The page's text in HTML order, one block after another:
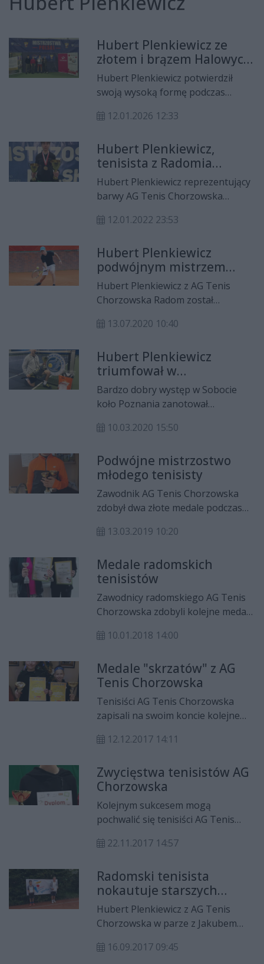
Hubert Plenkiewicz ze
złotem i brązem Halowych
Mistrzostw Polski
Hubert Plenkiewicz potwierdził
swoją wysoką formę podczas
18, które odbyły się w dniach 3-9
naszego regionu wywalczył dwa
medale, stając na najniższym
stopniu podium w grze pojedynczej
oraz sięgając po tytuł mistrzowski
w rywalizacji deblowej.
12.01.2026 12:33
Hubert Plenkiewicz,
tenisista z Radomia
podwójnym mistrzem
Polski do lat 14!
Hubert Plenkiewicz reprezentujący
barwy AG Tenis Chorzowska
Mistrzem Polski U-14. Tym samym
wysoką klasę w tej kat. wiekowej.
12.01.2022 23:53
Hubert Plenkiewicz
podwójnym mistrzem
Polski do lat 12
Hubert Plenkiewicz z AG Tenis
Chorzowska Radom został
12 w tenisie ziemnym.
13.07.2020 10:40
Hubert Plenkiewicz
triumfował w
międzynarodowym
turnieju Tennis Europe U-
Bardzo dobry występ w Sobocie
koło Poznania zanotował
Zawodnik AG Tenis Chorzowska
U-12.
10.03.2020 15:50
Podwójne mistrzostwo
młodego tenisisty
Zawodnik AG Tenis Chorzowska
zdobył dwa złote medale podczas
ziemnym.
13.03.2019 10:20
Medale radomskich
tenisistów
Zawodnicy radomskiego AG Tenis
Chorzowska zdobyli kolejne medale
10.01.2018 14:00
Medale "skrzatów" z AG
Tenis Chorzowska
Tenisiści AG Tenis Chorzowska
zapisali na swoim koncie kolejne
na warszawskim turnieju.
12.12.2017 14:11
Zwycięstwa tenisistów AG
Chorzowska
Kolejnym sukcesem mogą
pochwalić się tenisiści AG Tenis
się podczas Wojewódzkiego
22.11.2017 14:57
Radomski tenisista
nokautuje starszych
rywali!
Hubert Plenkiewicz z AG Tenis
Chorzowska w parze z Jakubem
Astra Księżenice wygrali zmagania
16.09.2017 09:45